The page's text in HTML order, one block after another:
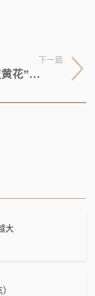
下一篇
“一枝黄花”，到底是朵什么花？（说道·把自然讲给你听）
大